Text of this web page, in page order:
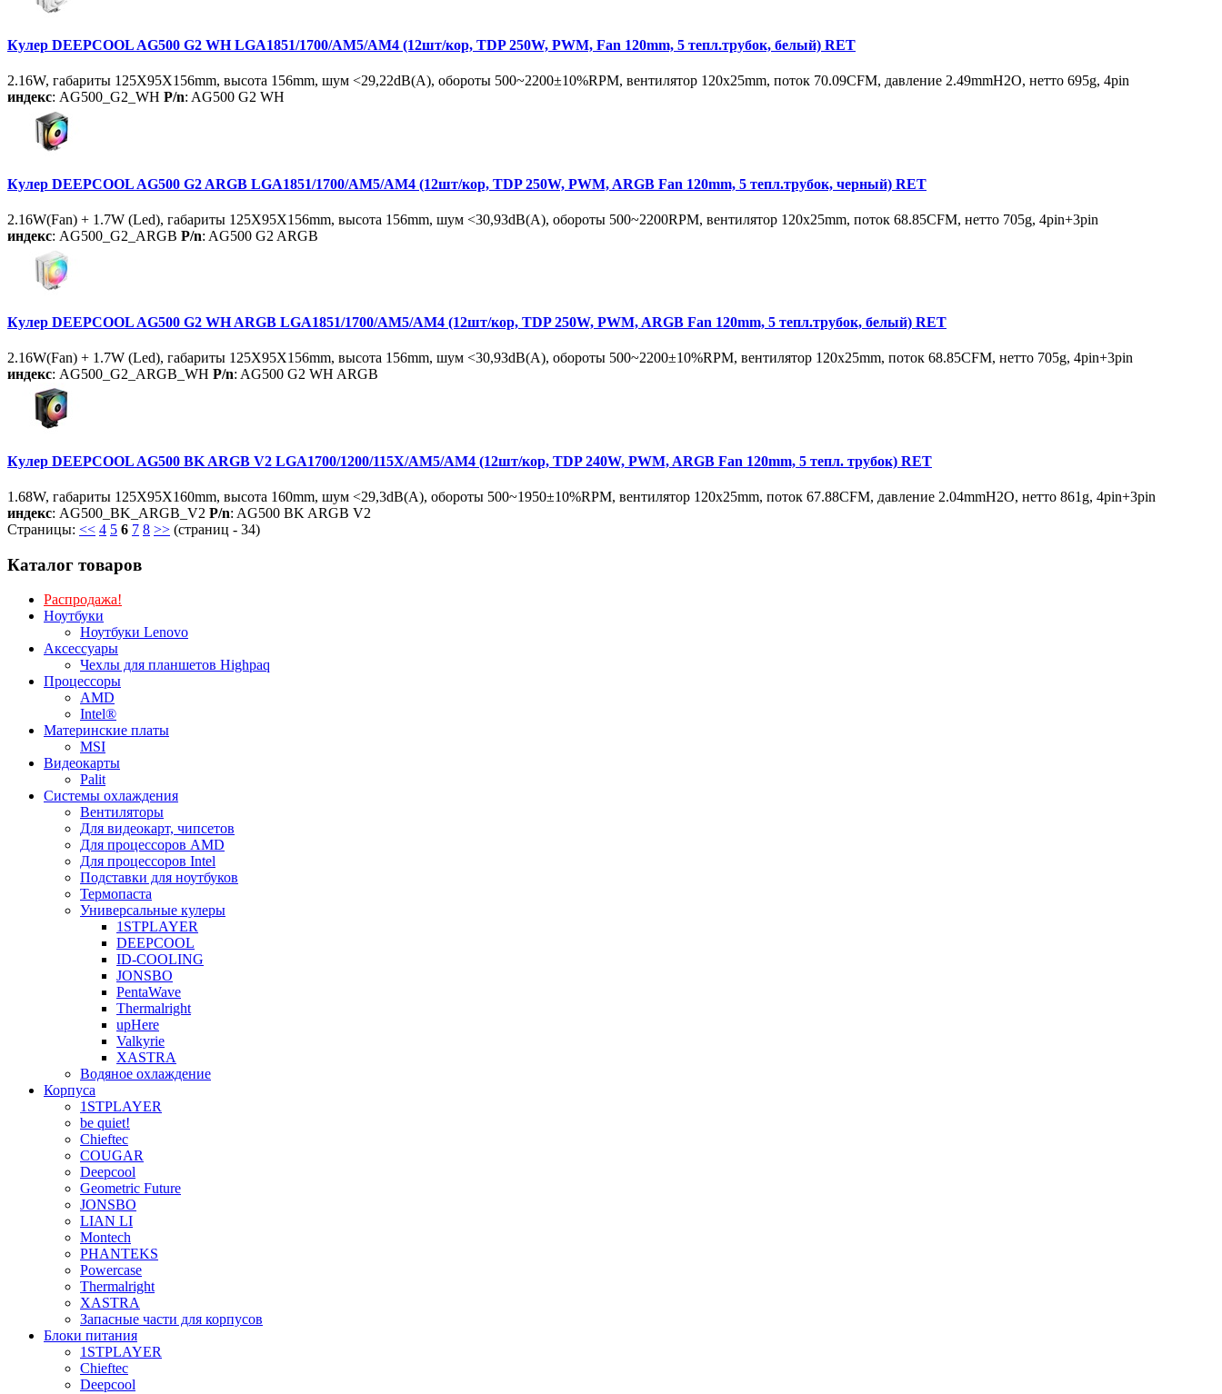
Кулер DEEPCOOL AG500 G2 WH LGA1851/1700/AM5/AM4 (12шт/кор, TDP 250W, PWM, Fan 120mm, 5 тепл.трубок, белый) RET
2.16W, габариты 125X95X156mm, высота 156mm, шум <29,22dB(A), обороты 500~2200±10%RPM, вентилятор 120х25mm, поток 70.09CFM, давление 2.49mmH2O, нетто 695g, 4pin
индекс: AG500_G2_WH P/n: AG500 G2 WH
Кулер DEEPCOOL AG500 G2 ARGB LGA1851/1700/AM5/AM4 (12шт/кор, TDP 250W, PWM, ARGB Fan 120mm, 5 тепл.трубок, черный) RET
2.16W(Fan) + 1.7W (Led), габариты 125X95X156mm, высота 156mm, шум <30,93dB(A), обороты 500~2200RPM, вентилятор 120х25mm, поток 68.85CFM, нетто 705g, 4pin+3pin
индекс: AG500_G2_ARGB P/n: AG500 G2 ARGB
Кулер DEEPCOOL AG500 G2 WH ARGB LGA1851/1700/AM5/AM4 (12шт/кор, TDP 250W, PWM, ARGB Fan 120mm, 5 тепл.трубок, белый) RET
2.16W(Fan) + 1.7W (Led), габариты 125X95X156mm, высота 156mm, шум <30,93dB(A), обороты 500~2200±10%RPM, вентилятор 120х25mm, поток 68.85CFM, нетто 705g, 4pin+3pin
индекс: AG500_G2_ARGB_WH P/n: AG500 G2 WH ARGB
Кулер DEEPCOOL AG500 BK ARGB V2 LGA1700/1200/115X/AM5/AM4 (12шт/кор, TDP 240W, PWM, ARGB Fan 120mm, 5 тепл. трубок) RET
1.68W, габариты 125X95X160mm, высота 160mm, шум <29,3dB(A), обороты 500~1950±10%RPM, вентилятор 120х25mm, поток 67.88CFM, давление 2.04mmH2O, нетто 861g, 4pin+3pin
индекс: AG500_BK_ARGB_V2 P/n: AG500 BK ARGB V2
Страницы: << 4 5 6 7 8 >> (страниц - 34)
Каталог товаров
Распродажа!
Ноутбуки
Ноутбуки Lenovo
Аксессуары
Чехлы для планшетов Highpaq
Процессоры
AMD
Intel®
Материнские платы
MSI
Видеокарты
Palit
Системы охлаждения
Вентиляторы
Для видеокарт, чипсетов
Для процессоров AMD
Для процессоров Intel
Подставки для ноутбуков
Термопаста
Универсальные кулеры
1STPLAYER
DEEPCOOL
ID-COOLING
JONSBO
PentaWave
Thermalright
upHere
Valkyrie
XASTRA
Водяное охлаждение
Корпуса
1STPLAYER
be quiet!
Chieftec
COUGAR
Deepcool
Geometric Future
JONSBO
LIAN LI
Montech
PHANTEKS
Powercase
Thermalright
XASTRA
Запасные части для корпусов
Блоки питания
1STPLAYER
Chieftec
Deepcool